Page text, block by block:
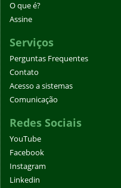
O que é?
Assine
Serviços
Perguntas Frequentes
Contato
Acesso a sistemas
Comunicação
Redes Sociais
YouTube
Facebook
Instagram
Linkedin